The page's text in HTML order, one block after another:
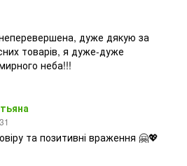
дуже дякую за
товарів, я дуже-дуже
неба!!!
та позитивні враження 🤗💖